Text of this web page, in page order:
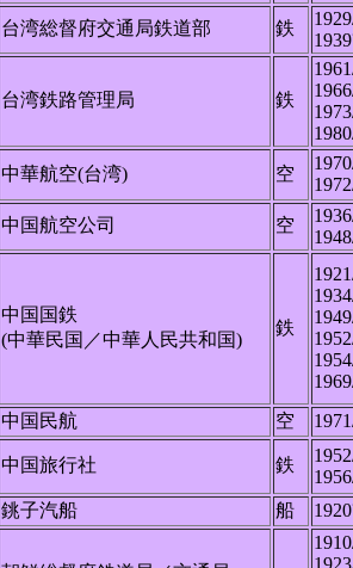
台湾総督府交通局鉄道部
鉄
台湾鉄路管理局 鉄
中華航空(台湾)
空
中国航空公司
空
中国国鉄
(中華民国／中華人民共和国)
鉄
中国民航
空
中国旅行社 鉄
銚子汽船
船